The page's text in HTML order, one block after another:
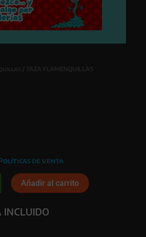
/ TAZA FLAMENQUILLAS
de venta
Añadir al carrito
INCLUIDO